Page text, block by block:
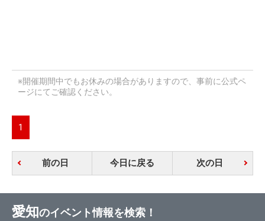
※開催期間中でもお休みの場合がありますので、事前に公式ペ
ージにてご確認ください。
1
前の日 今日に戻る 次の日
愛知のイベント情報を検索！